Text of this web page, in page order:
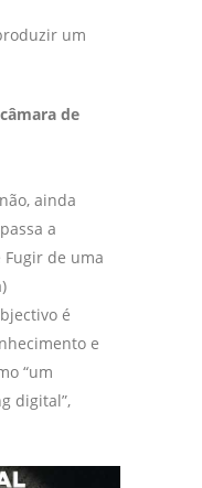
um
câmara de
ainda
a
Fugir de uma
é
e
“um
digital”,